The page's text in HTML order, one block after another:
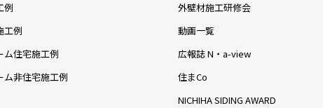
例
工例
ム住宅施工例
ム非住宅施工例
外壁材施工研修会
動画一覧
広報誌 N・a-view
住まCo
NICHIHA SIDING AWARD